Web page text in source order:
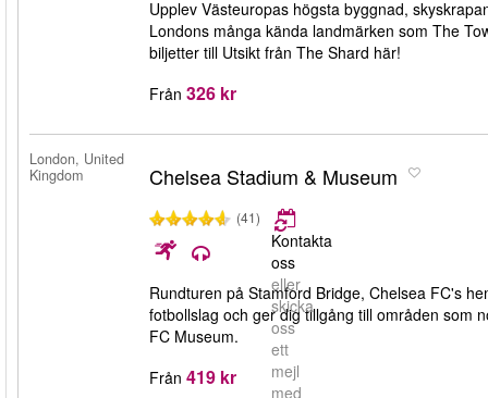
Upplev Västeuropas högsta byggnad,
Londons många kända landmärken som The
biljetter till Utsikt från The Shard här!
Från 326 kr
London, United
Kingdom
Chelsea Stadium & Museum
(41)
Kontakta
oss
eller
skicka
oss
ett
mejl
med
Rundturen på Stamford Bridge, Chelsea FC's
fotbollslag och ger dig tillgång till områden som
FC Museum.
Från 419 kr